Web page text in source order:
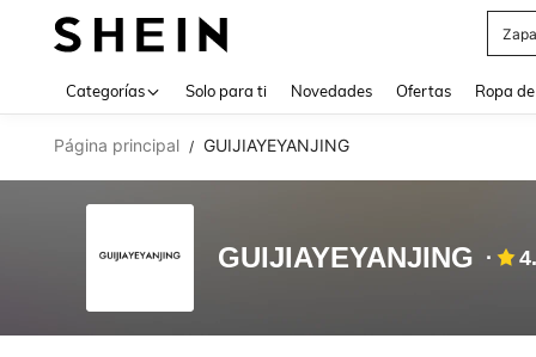
Categorías Solo para ti Novedades Ofertas Ropa
Página principal / GUIJIAYEYANJING
GUIJIAYEYANJING